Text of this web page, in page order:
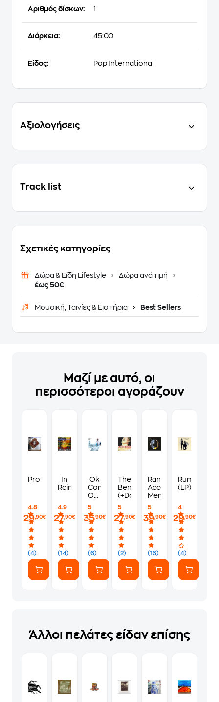
Αριθμός δίσκων: 1
Διάρκεια: 45:00
Είδος: Pop International
Αξιολογήσεις
Track list
Σχετικές κατηγορίες
Δώρα & Είδη Lifestyle
Δώρα ανά τιμή
έως 50€
Μουσική, Ταινίες & Εισιτήρια Best Sellers
Μαζί με αυτό, οι
περισσότεροι αγοράζουν
Protection
4.8
(4)
29,90€
In
Rainbows
4.9
(14)
27,90€
Ok
Computer
Oknotok
2017
5
(6)
35,90€
The
Bends
(+Downloadcode)
5
(2)
27,90€
Random
Access
Memories
5
(16)
39,90€
Rumours
(LP)
4
(4)
29,90€
Άλλοι πελάτες είδαν επίσης